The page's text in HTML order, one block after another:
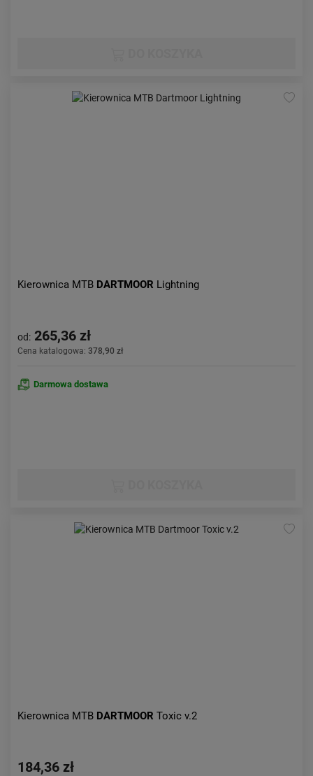
Kierownica MTB DARTMOOR Lightning
od: 265,36 zł
Cena katalogowa: 378,90 zł
Darmowa dostawa
Kierownica MTB DARTMOOR Toxic v.2
184,36 zł